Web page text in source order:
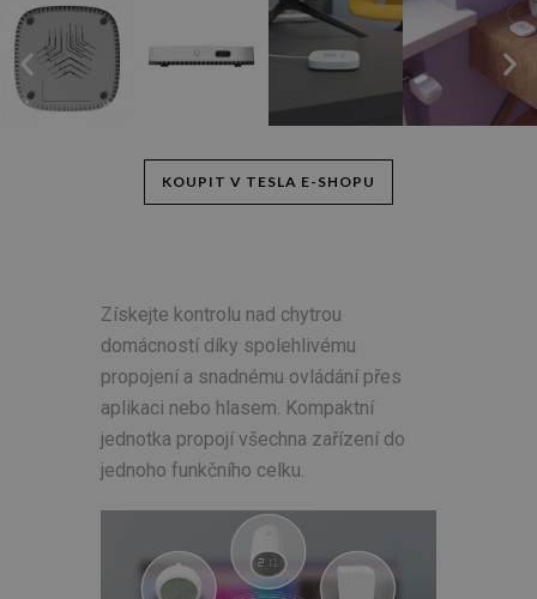
KOUPIT V TESLA E-SHOPU
Získejte kontrolu nad chytrou
domácností díky spolehlivému
propojení a snadnému ovládání přes
aplikaci nebo hlasem. Kompaktní
jednotka propojí všechna zařízení do
jednoho funkčního celku.